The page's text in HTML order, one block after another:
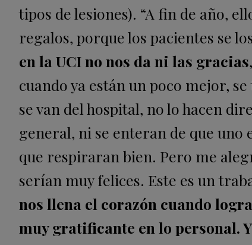
tipos de lesiones). “A fin de año,
regalos, porque los pacientes se
en la UCI no nos da ni las gracias
cuando ya están un poco mejor,
se van del hospital, no lo hacen
general, ni se enteran de que
que respiraran bien. Pero me
serían muy felices. Este es un
nos llena el corazón cuando
muy gratificante en lo personal.